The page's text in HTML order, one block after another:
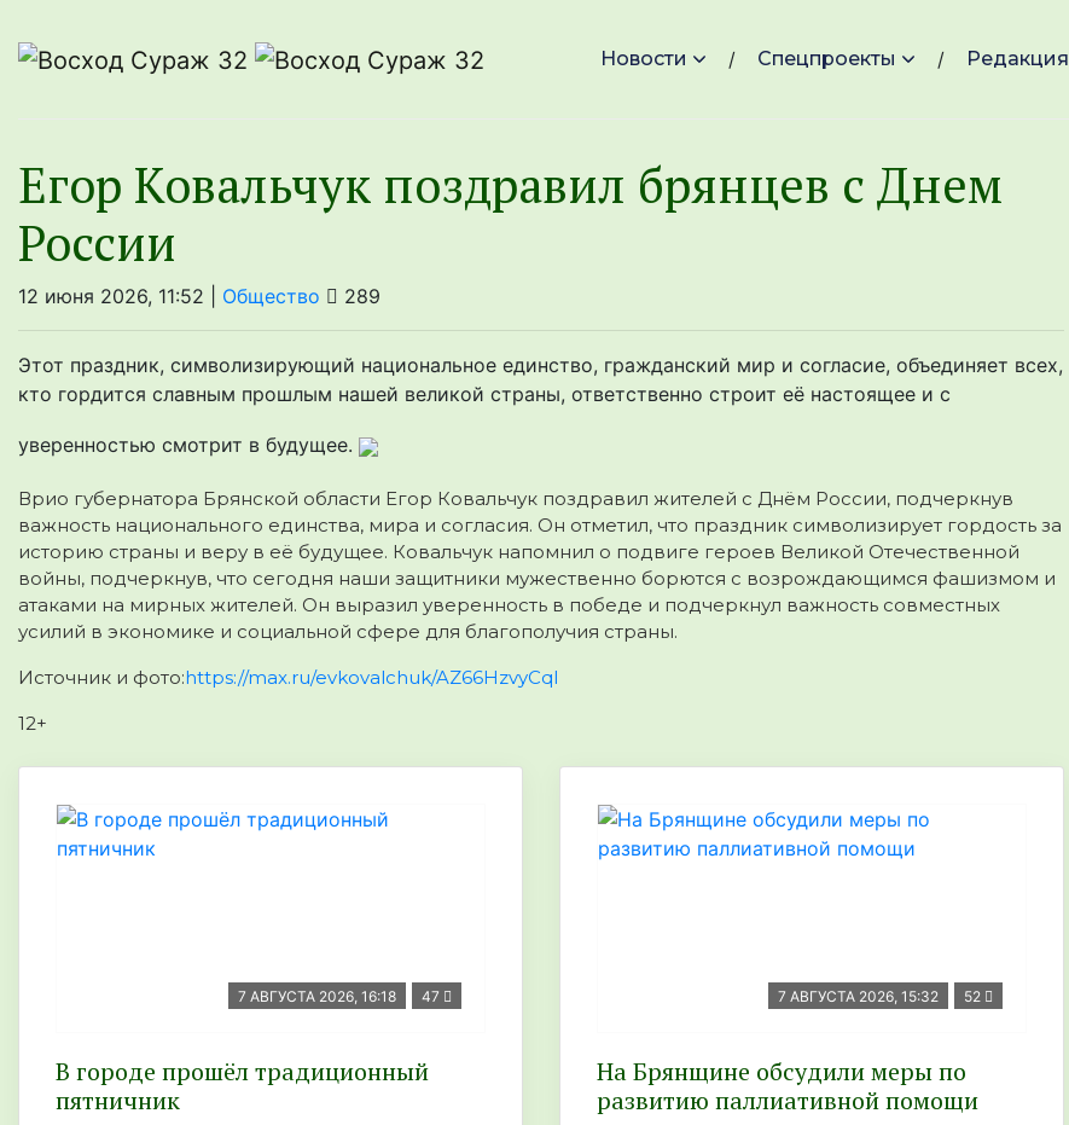
Новости Спецпроекты Редакция
Егор Ковальчук поздравил брянцев с Днем
России
12 июня 2026, 11:52 | Общество 289
Этот праздник, символизирующий национальное единство, гражданский мир и согласие, объединяет всех,
кто гордится славным прошлым нашей великой страны, ответственно строит её настоящее и с
уверенностью смотрит в будущее.
Врио губернатора Брянской области Егор Ковальчук поздравил жителей с Днём России, подчеркнув
важность национального единства, мира и согласия. Он отметил, что праздник символизирует гордость за
историю страны и веру в её будущее. Ковальчук напомнил о подвиге героев Великой Отечественной
войны, подчеркнув, что сегодня наши защитники мужественно борются с возрождающимся фашизмом и
атаками на мирных жителей. Он выразил уверенность в победе и подчеркнул важность совместных
усилий в экономике и социальной сфере для благополучия страны.
Источник и фото:https://max.ru/evkovalchuk/AZ66HzvyCqI
12+
7 АВГУСТА 2026, 16:18 47
В городе прошёл традиционный
пятничник
7 АВГУСТА 2026, 15:32 52
На Брянщине обсудили меры по
развитию паллиативной помощи